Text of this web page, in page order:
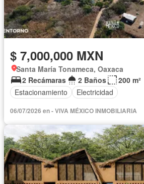
$ 7,000,000 MXN
Santa María Tonameca, Oaxaca
2 Recámaras
2 Baños
200 m²
Estacionamiento
Electricidad
06/07/2026 en - VIVA MÉXICO INMOBILIARIA